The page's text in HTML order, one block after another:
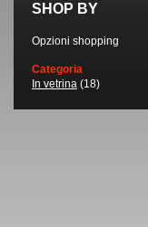
SHOP BY
Opzioni shopping
Categoria
In vetrina (18)